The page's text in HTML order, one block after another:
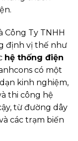
Công Ty TNHH
định vị thế như
hệ thống điện
có một
kinh nghiệm,
thi công hệ
từ đường dây
các trạm biến